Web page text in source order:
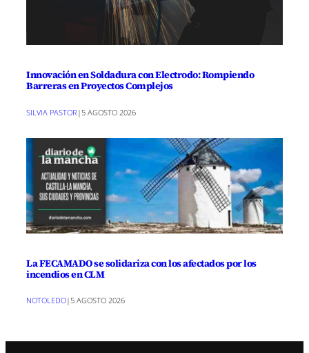
Innovación en Soldadura con Electrodo: Rompiendo
Barreras en Proyectos Complejos
SILVIA PASTOR |5 AGOSTO 2026
La FECAMADO se solidariza con los afectados por los
incendios en CLM
NOTOLEDO|5 AGOSTO 2026